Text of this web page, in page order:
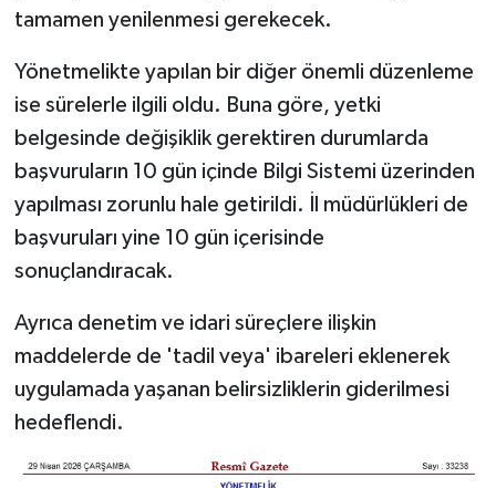
tamamen yenilenmesi gerekecek.
Yönetmelikte yapılan bir diğer önemli düzenleme
ise sürelerle ilgili oldu. Buna göre, yetki
belgesinde değişiklik gerektiren durumlarda
başvuruların 10 gün içinde Bilgi Sistemi üzerinden
yapılması zorunlu hale getirildi. İl müdürlükleri de
başvuruları yine 10 gün içerisinde
sonuçlandıracak.
Ayrıca denetim ve idari süreçlere ilişkin
maddelerde de 'tadil veya' ibareleri eklenerek
uygulamada yaşanan belirsizliklerin giderilmesi
hedeflendi.